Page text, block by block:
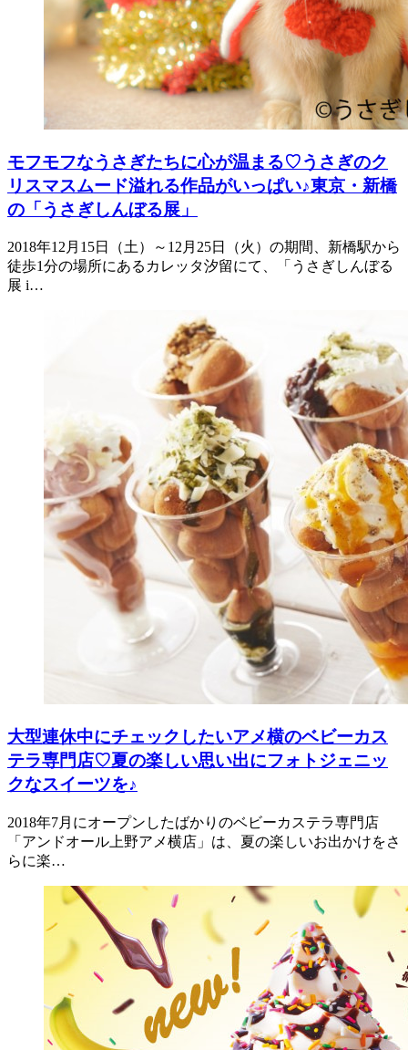
モフモフなうさぎたちに心が温まる♡うさぎのク
リスマスムード溢れる作品がいっぱい♪東京・新橋
の「うさぎしんぼる展」
2018年12月15日（土）～12月25日（火）の期間、新橋駅から
徒歩1分の場所にあるカレッタ汐留にて、「うさぎしんぼる
展 i…
大型連休中にチェックしたいアメ横のベビーカス
テラ専門店♡夏の楽しい思い出にフォトジェニッ
クなスイーツを♪
2018年7月にオープンしたばかりのベビーカステラ専門店
「アンドオール上野アメ横店」は、夏の楽しいお出かけをさ
らに楽…